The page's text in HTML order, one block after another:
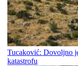
Tucaković: Dovoljno
katastrofu